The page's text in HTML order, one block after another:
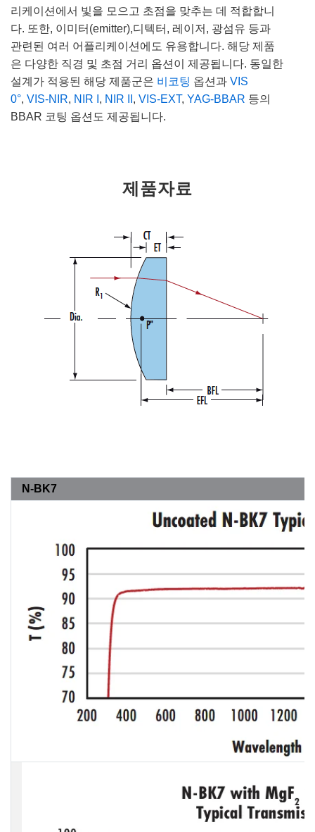
리케이션에서 빛을 모으고 초점을 맞추는 데 적합합니
다. 또한, 이미터(emitter),디텍터, 레이저, 광섬유 등과
관련된 여러 어플리케이션에도 유용합니다. 해당 제품
은 다양한 직경 및 초점 거리 옵션이 제공됩니다. 동일한
설계가 적용된 해당 제품군은 비코팅 옵션과 VIS
0°, VIS-NIR, NIR I , NIR II , VIS-EXT, YAG-BBAR 등의
BBAR 코팅 옵션도 제공됩니다.
제품자료
N-BK7